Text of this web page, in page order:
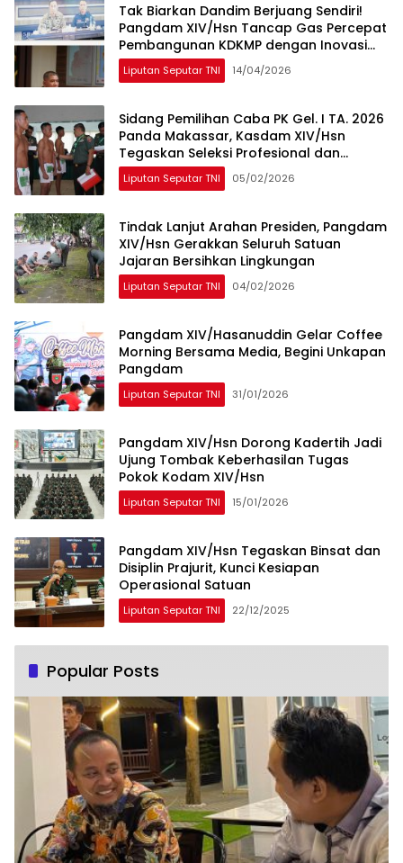
Tak Biarkan Dandim Berjuang Sendiri!
Pangdam XIV/Hsn Tancap Gas Percepat
Pembangunan KDKMP dengan Inovasi
Workshop
Liputan Seputar TNI 14/04/2026
Sidang Pemilihan Caba PK Gel. I TA. 2026
Panda Makassar, Kasdam XIV/Hsn
Tegaskan Seleksi Profesional dan
Objektif
Liputan Seputar TNI 05/02/2026
Tindak Lanjut Arahan Presiden, Pangdam
XIV/Hsn Gerakkan Seluruh Satuan
Jajaran Bersihkan Lingkungan
Liputan Seputar TNI 04/02/2026
Pangdam XIV/Hasanuddin Gelar Coffee
Morning Bersama Media, Begini Unkapan
Pangdam
Liputan Seputar TNI 31/01/2026
Pangdam XIV/Hsn Dorong Kadertih Jadi
Ujung Tombak Keberhasilan Tugas
Pokok Kodam XIV/Hsn
Liputan Seputar TNI 15/01/2026
Pangdam XIV/Hsn Tegaskan Binsat dan
Disiplin Prajurit, Kunci Kesiapan
Operasional Satuan
Liputan Seputar TNI 22/12/2025
Popular Posts